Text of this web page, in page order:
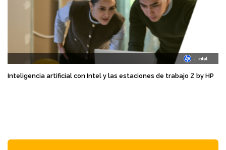
Inteligencia artificial con Intel y las estaciones de trabajo Z by HP